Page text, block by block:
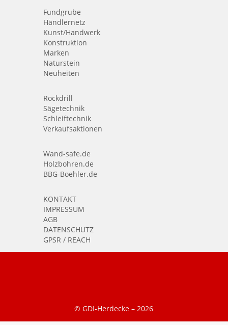
Fundgrube
Händlernetz
Kunst/Handwerk
Konstruktion
Marken
Naturstein
Neuheiten
Rockdrill
Sägetechnik
Schleiftechnik
Verkaufsaktionen
Wand-safe.de
Holzbohren.de
BBG-Boehler.de
KONTAKT
IMPRESSUM
AGB
DATENSCHUTZ
GPSR / REACH
© GDI-Herdecke – 2026